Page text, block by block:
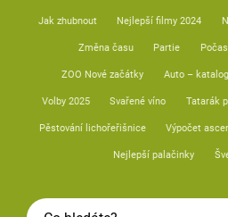
Jak zhubnout Nejlepší filmy 2024
Změna času Partie
ZOO Nové začátky Auto – katalog
Volby 2025 Svařené víno Tatarák
Pěstování lichořeřišnice Výpočet
Nejlepší palačinky